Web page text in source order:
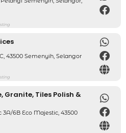
43500 Semenyih, Selangor
Granite, Tiles Polish &
3A/6B Eco Majestic, 43500